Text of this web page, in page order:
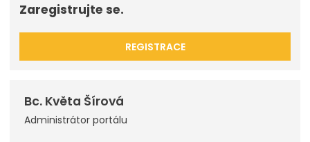
Zaregistrujte se.
REGISTRACE
Bc. Květa Šírová
Administrátor portálu